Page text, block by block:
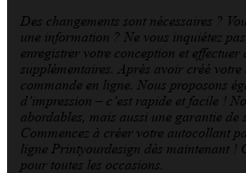
Des changements sont nécessaires ?
une information ? Ne vous inquiétez
enregistrer votre conception et effectuer
supplémentaires. Après avoir créé
commande en ligne. Nous proposons
d’impression – c’est rapide et facile !
abordables, mais aussi une garantie de
Commencez à créer votre autocollant
ligne Printyourdesign dès maintenant !
pour toutes les occasions.